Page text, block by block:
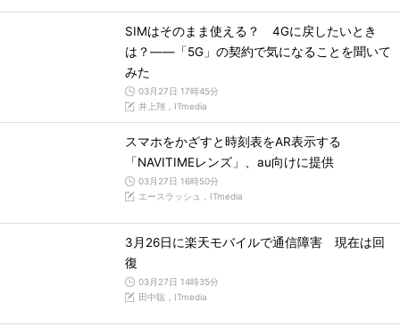
SIMはそのまま使える？ 4Gに戻したいとき
は？――「5G」の契約で気になることを聞いて
みた
03月27日 17時45分
井上翔，ITmedia
スマホをかざすと時刻表をAR表示する
「NAVITIMEレンズ」、au向けに提供
03月27日 16時50分
エースラッシュ，ITmedia
3月26日に楽天モバイルで通信障害 現在は回
復
03月27日 14時35分
田中聡，ITmedia